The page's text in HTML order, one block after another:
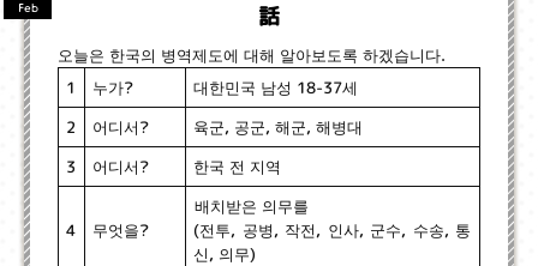
話
Feb
오늘은 한국의 병역제도에 대해 알아보도록 하겠습니다.
1 누가? 대한민국 남성 18-37세
2 어디서? 육군, 공군, 해군, 해병대
3 어디서? 한국 전 지역
4 무엇을?
배치받은 의무를
(전투, 공병, 작전, 인사, 군수, 수송, 통
신, 의무)